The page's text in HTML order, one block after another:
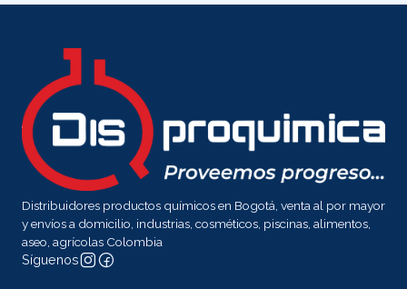
Distribuidores productos químicos en Bogotá, venta al por mayor
y envíos a domicilio, industrias, cosméticos, piscinas, alimentos,
aseo, agrícolas Colombia
Síguenos